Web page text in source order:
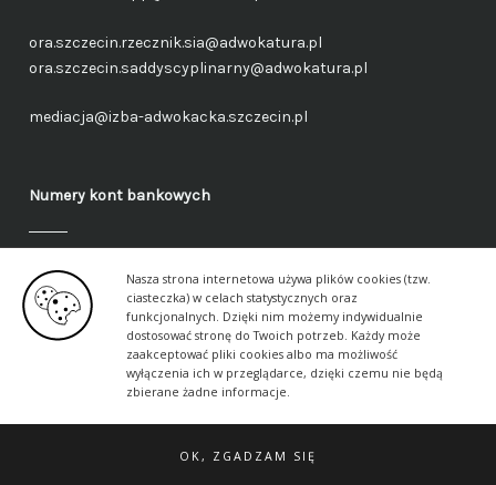
Nasza strona internetowa używa plików cookies (tzw.
ciasteczka) w celach statystycznych oraz
funkcjonalnych. Dzięki nim możemy indywidualnie
dostosować stronę do Twoich potrzeb. Każdy może
zaakceptować pliki cookies albo ma możliwość
wyłączenia ich w przeglądarce, dzięki czemu nie będą
zbierane żadne informacje.
OK, ZGADZAM SIĘ
ora.szczecin.rzecznik.sia@adwokatura.pl
ora.szczecin.saddyscyplinarny@adwokatura.pl
mediacja@izba-adwokacka.szczecin.pl
Numery kont bankowych
Fundusz administracyjny – ogólny
40 1050 1559 1000 0090 3288 6591
Fundusz aplikancki – ogólny
17 1050 1559 1000 0090 3288 6617